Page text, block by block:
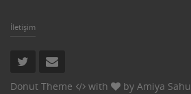
İletişim
Donut Theme with by Amiya Sahu